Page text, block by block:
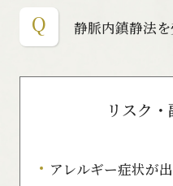
静脈内鎮静法
リスク
アレルギー症状が